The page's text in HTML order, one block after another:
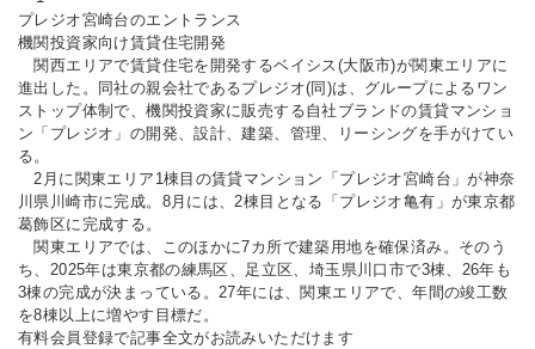
プレジオ宮崎台のエントランス
機関投資家向け賃貸住宅開発
関西エリアで賃貸住宅を開発するベイシス(大阪市)が関東エリアに
進出した。同社の親会社であるプレジオ(同)は、グループによるワン
ストップ体制で、機関投資家に販売する自社ブランドの賃貸マンショ
ン「プレジオ」の開発、設計、建築、管理、リーシングを手がけてい
る。
2月に関東エリア1棟目の賃貸マンション「プレジオ宮崎台」が神奈
川県川崎市に完成。8月には、2棟目となる「プレジオ亀有」が東京都
葛飾区に完成する。
関東エリアでは、このほかに7カ所で建築用地を確保済み。そのう
ち、2025年は東京都の練馬区、足立区、埼玉県川口市で3棟、26年も
3棟の完成が決まっている。27年には、関東エリアで、年間の竣工数
を8棟以上に増やす目標だ。
有料会員登録で記事全文がお読みいただけます